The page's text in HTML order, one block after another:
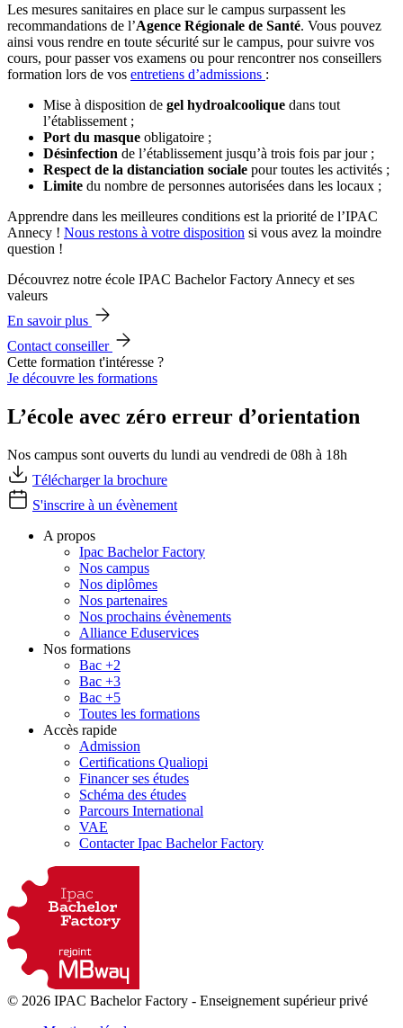
Les mesures sanitaires en place sur le campus surpassent les
recommandations de l’Agence Régionale de Santé. Vous pouvez
ainsi vous rendre en toute sécurité sur le campus, pour suivre vos
cours, pour passer vos examens ou pour rencontrer nos conseillers
formation lors de vos entretiens d’admissions :
Mise à disposition de gel hydroalcoolique dans tout
l’établissement ;
Port du masque obligatoire ;
Désinfection de l’établissement jusqu’à trois fois par jour ;
Respect de la distanciation sociale pour toutes les activités ;
Limite du nombre de personnes autorisées dans les locaux ;
Apprendre dans les meilleures conditions est la priorité de l’IPAC
Annecy ! Nous restons à votre disposition si vous avez la moindre
question !
Découvrez notre école IPAC Bachelor Factory Annecy et ses
valeurs
En savoir plus
Contact conseiller
Cette formation t'intéresse ?
Je découvre les formations
L’école avec zéro erreur d’orientation
Nos campus sont ouverts du lundi au vendredi de 08h à 18h
Télécharger la brochure
S'inscrire à un évènement
A propos
Ipac Bachelor Factory
Nos campus
Nos diplômes
Nos partenaires
Nos prochains évènements
Alliance Eduservices
Nos formations
Bac +2
Bac +3
Bac +5
Toutes les formations
Accès rapide
Admission
Certifications Qualiopi
Financer ses études
Schéma des études
Parcours International
VAE
Contacter Ipac Bachelor Factory
© 2026 IPAC Bachelor Factory - Enseignement supérieur privé